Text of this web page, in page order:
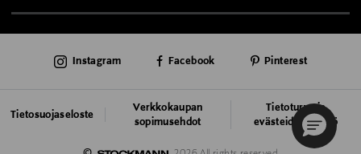
AJANKOHTAISTA
Tietosuojaseloste
Verkkokaupan
sopimusehdot
Tietoturva ja
evästeiden käyttö
Instagram Facebook Pinterest